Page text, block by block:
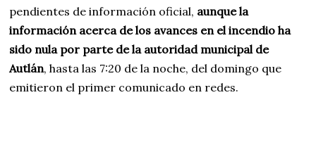
pendientes de información oficial, aunque la
información acerca de los avances en el incendio ha
sido nula por parte de la autoridad municipal de
Autlán, hasta las 7:20 de la noche, del domingo que
emitieron el primer comunicado en redes.